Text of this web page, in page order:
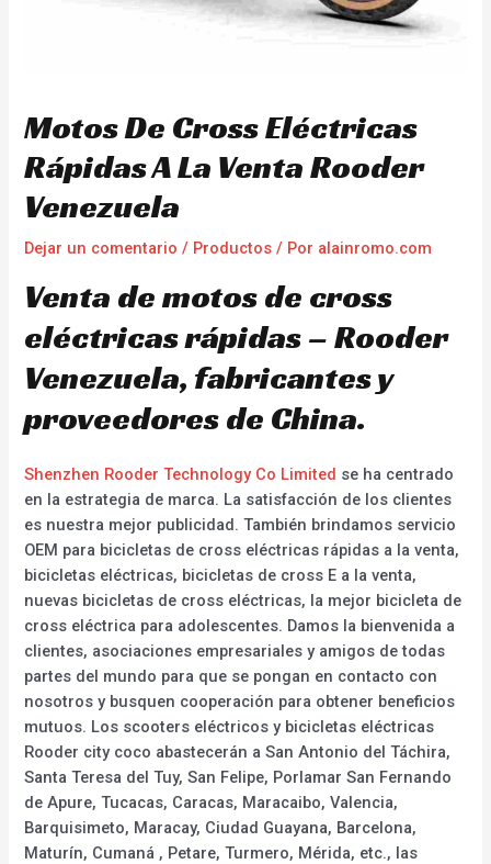
Motos De Cross Eléctricas
Rápidas A La Venta Rooder
Venezuela
Dejar un comentario / Productos / Por alainromo.com
Venta de motos de cross
eléctricas rápidas – Rooder
Venezuela, fabricantes y
proveedores de China.
Shenzhen Rooder Technology Co Limited se ha centrado
en la estrategia de marca. La satisfacción de los clientes
es nuestra mejor publicidad. También brindamos servicio
OEM para bicicletas de cross eléctricas rápidas a la venta,
bicicletas eléctricas, bicicletas de cross E a la venta,
nuevas bicicletas de cross eléctricas, la mejor bicicleta de
cross eléctrica para adolescentes. Damos la bienvenida a
clientes, asociaciones empresariales y amigos de todas
partes del mundo para que se pongan en contacto con
nosotros y busquen cooperación para obtener beneficios
mutuos. Los scooters eléctricos y bicicletas eléctricas
Rooder city coco abastecerán a San Antonio del Táchira,
Santa Teresa del Tuy, San Felipe, Porlamar San Fernando
de Apure, Tucacas, Caracas, Maracaibo, Valencia,
Barquisimeto, Maracay, Ciudad Guayana, Barcelona,
Maturín, Cumaná , Petare, Turmero, Mérida, etc., las